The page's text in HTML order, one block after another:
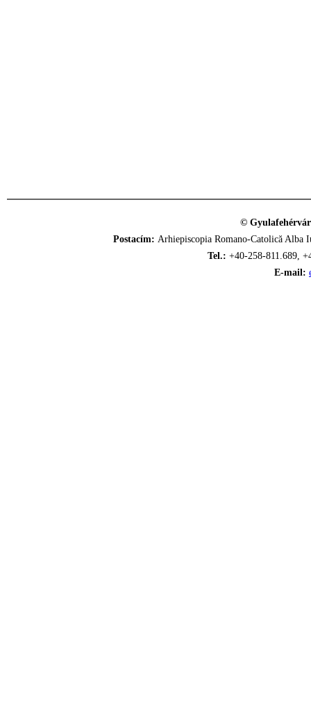
©
Postacím: Arhiepiscopia Romano-Catolică
Tel.: +40-258-811.689,
E-mail: